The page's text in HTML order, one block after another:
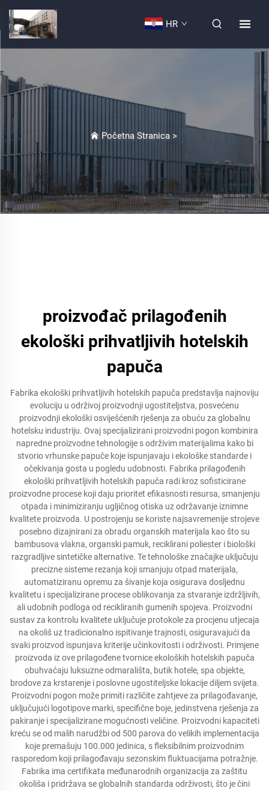
HR
Početna Stranica>
proizvođač prilagođenih
ekološki prihvatljivih hotelskih
papuča
Fabrika ekološki prihvatljivih hotelskih papuča predstavlja najnoviju
evoluciju u održivoj proizvodnji ugostiteljstva, posvećenu
proizvodnji ekološki osviješćenih rješenja za obuću za globalnu
hotelsku industriju. Ovaj specijalizirani proizvodni pogon kombinira
napredne proizvodne tehnologije s održivim materijalima kako bi
stvorio vrhunske papuče koje ispunjavaju i ekološke standarde i
očekivanja gosta u pogledu udobnosti. Fabrika prilagođenih
ekološki prihvatljivih hotelskih papuča radi kroz sofisticirane
proizvodne procese koji daju prioritet efikasnosti resursa, smanjenju
otpada i minimiziranju ugljičnog otiska uz održavanje iznimne
kvalitete proizvoda. U postrojenju se koriste najsavremenije strojeve
posebno dizajnirani za obradu organskih materijala kao što su
bambusova vlakna, organski pamuk, reciklirani poliester i biološki
razgradljive sintetičke alternative. Te tehnološke značajke uključuju
precizne sisteme rezanja koji smanjuju otpad materijala,
automatiziranu opremu za šivanje koja osigurava dosljednu
kvalitetu i specijalizirane procese oblikovanja za stvaranje izdržljivih,
ali udobnih podloga od recikliranih gumenih spojeva. Proizvodni
sustav za kontrolu kvalitete uključuje protokole za procjenu utjecaja
na okoliš uz tradicionalno ispitivanje trajnosti, osiguravajući da
svaki proizvod ispunjava kriterije učinkovitosti i održivosti. Primjene
proizvoda iz ove prilagođene tvornice ekoloških hotelskih papuča
obuhvaćaju luksuzne odmarališta, butik hotele, spa objekte,
brodove za krstarenje i poslovne ugostiteljske lokacije diljem svijeta.
Proizvodni pogon može primiti različite zahtjeve za prilagođavanje,
uključujući logotipove marki, specifične boje, jedinstvena rješenja za
pakiranje i specijalizirane mogućnosti veličine. Proizvodni kapaciteti
kreću se od malih narudžbi od 500 parova do velikih implementacija
koje premašuju 100.000 jedinica, s fleksibilnim proizvodnim
rasporedom koji prilagođavaju sezonskim fluktuacijama potražnje.
Fabrika ima certifikata međunarodnih organizacija za zaštitu
okoliša i pridržava se globalnih standarda održivosti, što je čini